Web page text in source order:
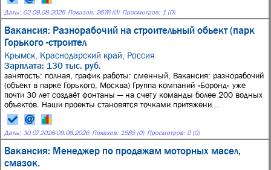
Даты: 02-09.08.2026 Показов: 2676 (0) Просмотров: 1 (0)
Вакансия: Разнорабочий на строительный обьект (парк
Горького -строител
Крымск, Краснодарский край, Россия
Зарплата: 130 тыс. руб.
занятость: полная, график работы: сменный, Вакансия: разнорабочий
(объект в парке Горького, Москва) Группа компаний «Боронд» уже
почти 30 лет создаёт фонтаны — на счету команды более 200 водных
объектов. Наши проекты становятся точками притяжени...
Даты: 30.07.2026-09.08.2026 Показов: 1585 (0) Просмотров: 0 (0)
Вакансия: Менеджер по продажам моторных масел,
смазок.